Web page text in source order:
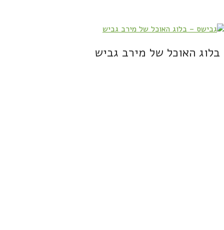
בלוג האוכל של מירב גביש